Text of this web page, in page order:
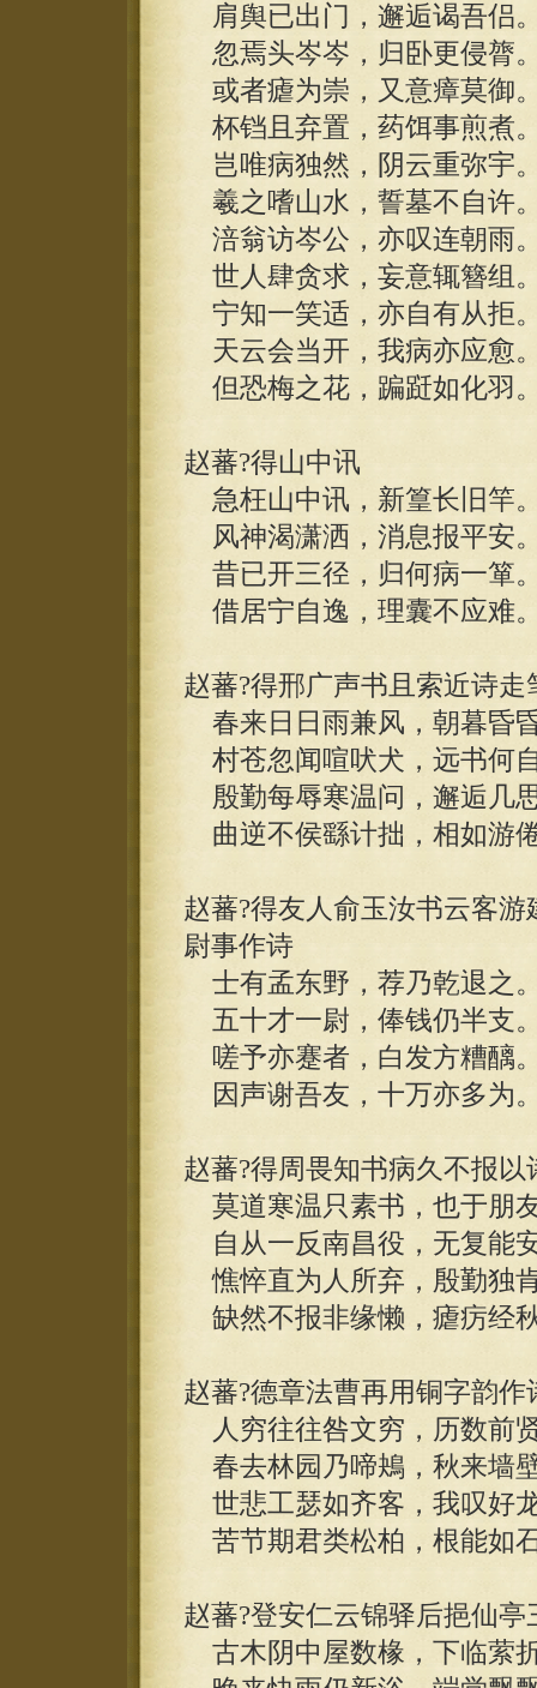
肩舆已出门，邂逅谒吾侣
忽焉头岑岑，归卧更侵膂
或者瘧为崇，又意瘴莫御
杯铛且弃置，药饵事煎煮
岂唯病独然，阴云重弥宇
羲之嗜山水，誓墓不自许
涪翁访岑公，亦叹连朝雨
世人肆贪求，妄意辄簪组
宁知一笑适，亦自有从拒
天云会当开，我病亦应愈
但恐梅之花，蹁跹如化羽
赵蕃?得山中讯
急枉山中讯，新篁长旧竿
风神渴潇洒，消息报平安
昔已开三径，归何病一箪
借居宁自逸，理囊不应难
赵蕃?得邢广声书且索近诗走
春来日日雨兼风，朝暮昏
村苍忽闻喧吠犬，远书何
殷勤每辱寒温问，邂逅几
曲逆不侯繇计拙，相如游
赵蕃?得友人俞玉汝书云客
尉事作诗
士有孟东野，荐乃乾退之
五十才一尉，俸钱仍半支
嗟予亦蹇者，白发方糟醨
因声谢吾友，十万亦多为
赵蕃?得周畏知书病久不报以
莫道寒温只素书，也于朋
自从一反南昌役，无复能
憔悴直为人所弃，殷勤独
缺然不报非缘懒，瘧疠经
赵蕃?德章法曹再用铜字韵
人穷往往咎文穷，历数前
春去林园乃啼鴂，秋来墙
世悲工瑟如齐客，我叹好
苦节期君类松柏，根能如
赵蕃?登安仁云锦驿后挹仙亭
古木阴中屋数椽，下临萦